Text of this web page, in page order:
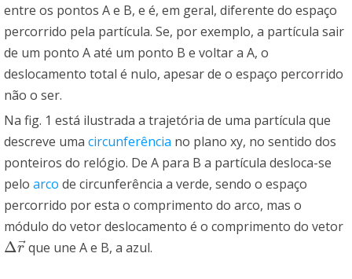
entre os pontos A e B, e é, em geral, diferente do espaço
percorrido pela partícula. Se, por exemplo, a partícula sair
de um ponto A até um ponto B e voltar a A, o
deslocamento total é nulo, apesar de o espaço percorrido
não o ser.
Na fig. 1 está ilustrada a trajetória de uma partícula que
descreve uma circunferência no plano xy, no sentido dos
ponteiros do relógio. De A para B a partícula desloca-se
pelo arco de circunferência a verde, sendo o espaço
percorrido por esta o comprimento do arco, mas o
módulo do vetor deslocamento é o comprimento do vetor
Δr⃗
que une A e B, a azul.